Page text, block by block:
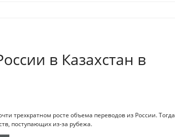
в Казахстан в
трехкратном росте объема переводов из России. Тогда
поступающих из-за рубежа.